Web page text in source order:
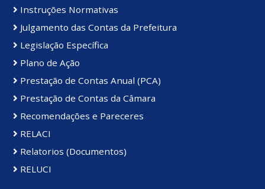
Instruções Normativas
Julgamento das Contas da Prefeitura
Legislação Específica
Plano de Ação
Prestação de Contas Anual (PCA)
Prestação de Contas da Câmara
Recomendações e Pareceres
RELACI
Relatorios (Documentos)
RELUCI